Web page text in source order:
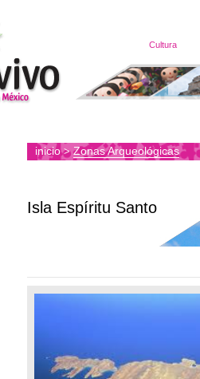
Cultura
inicio>Zonas Arqueológicas
Isla Espíritu Santo